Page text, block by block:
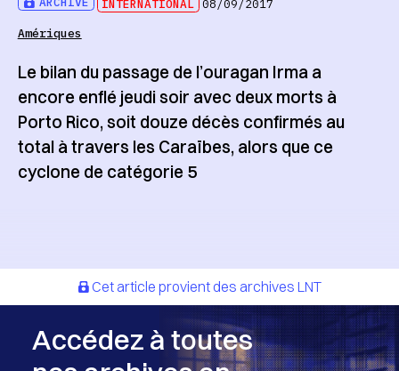
INTERNATIONAL 08/09/2017
Amériques
Le bilan du passage de l’ouragan Irma a
encore enflé jeudi soir avec deux morts à
Porto Rico, soit douze décès confirmés au
total à travers les Caraïbes, alors que ce
cyclone de catégorie 5
Cet article provient des archives LNT
Accédez à toutes